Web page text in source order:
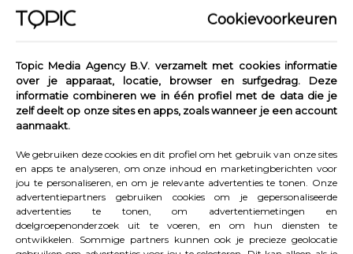
Cookievoorkeuren
Topic Media Agency B.V. verzamelt met cookies informatie
over je apparaat, locatie, browser en surfgedrag. Deze
informatie combineren we in één profiel met de data die je
zelf deelt op onze sites en apps, zoals wanneer je een account
aanmaakt.
We gebruiken deze cookies en dit profiel om het gebruik van onze sites
en apps te analyseren, om onze inhoud en marketingberichten voor
jou te personaliseren, en om je relevante advertenties te tonen. Onze
advertentiepartners gebruiken cookies om je gepersonaliseerde
advertenties te tonen, om advertentiemetingen en
doelgroepenonderzoek uit te voeren, en om hun diensten te
ontwikkelen. Sommige partners kunnen ook je precieze geolocatie
Het goede nieuws: er zijn eenvoudige manieren om
extra vezels binnen te krijgen. Het zit vaak in kleine,
aan het kiezen van volkorenpasta en zilvervliesrijst of
het eten van fruit met schil. Zelfs dat kan al een groot
verschil maken.
Ook Optimel Vezels kan hierbij helpen. Deze yoghurt en
drinkyoghurt bevatten ruim 7 gram vezels per portie. Vol
van smaak, zacht van structuur, 0% vet en zonder
toegevoegde suikers. Een makkelijke en lekkere manier
voor een dagelijkse portie éxtra vezels. Lekker bij het